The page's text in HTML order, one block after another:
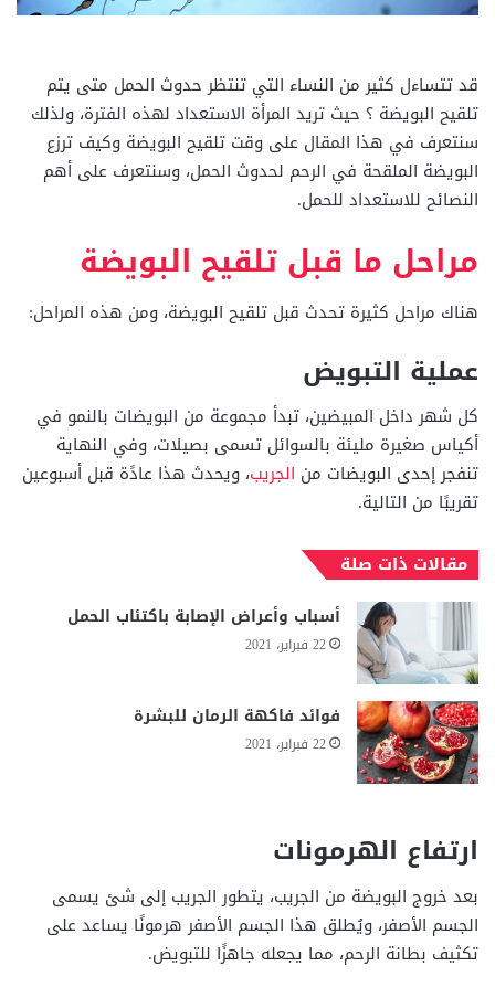
قد تتساءل كثير من النساء التي تنتظر حدوث الحمل متى يتم
تلقيح البويضة ؟ حيث تريد المرأة الاستعداد لهذه الفترة، ولذلك
سنتعرف في هذا المقال على وقت تلقيح البويضة وكيف ترزع
البويضة الملقحة في الرحم لحدوث الحمل، وسنتعرف على أهم
النصائح للاستعداد للحمل.
مراحل ما قبل تلقيح البويضة
هناك مراحل كثيرة تحدث قبل تلقيح البويضة، ومن هذه المراحل:
عملية التبويض
كل شهر داخل المبيضين، تبدأ مجموعة من البويضات بالنمو في
أكياس صغيرة مليئة بالسوائل تسمى بصيلات، وفي النهاية
تنفجر إحدى البويضات من الجريب، ويحدث هذا عادًة قبل أسبوعين
تقريبًا من التالية.
مقالات ذات صلة
أسباب وأعراض الإصابة باكتئاب الحمل
22 فبراير، 2021
فوائد فاكهة الرمان للبشرة
22 فبراير، 2021
ارتفاع الهرمونات
بعد خروج البويضة من الجريب، يتطور الجريب إلى شئ يسمى
الجسم الأصفر، ويُطلق هذا الجسم الأصفر هرمونًا يساعد على
تكثيف بطانة الرحم، مما يجعله جاهزًا للتبويض.